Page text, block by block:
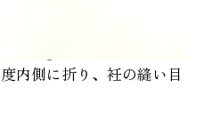
内側に折り、衽の縫い目